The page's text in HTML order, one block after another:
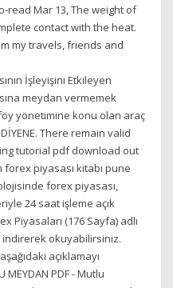
read Mar 13, The weight of
contact with the heat.
my travels, friends and
İşleyişini Etkileyen
meydan vermemek
yönetimine konu olan araç
There remain valid
tutorial pdf download out
piyasası kitabı pune
forex piyasası,
24 saat işleme açık
Piyasaları (176 Sayfa) adlı
indirerek okuyabilirsiniz.
açıklamayı
MEYDAN PDF - Mutlu